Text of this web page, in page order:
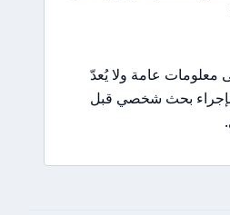
معلومات عامة ولا يُعدّ
بإجراء بحث شخصي قبل